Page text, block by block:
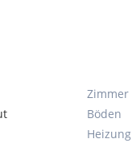
Zimmer
Böden
Heizung